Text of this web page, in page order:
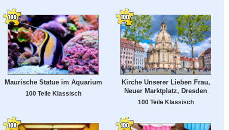
Maurische Statue im Aquarium
100 Teile Klassisch
Kirche Unserer Lieben Frau,
Neuer Marktplatz, Dresden
100 Teile Klassisch